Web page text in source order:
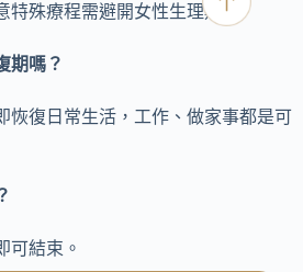
殊療程需避開女性生理期。
期嗎？
恢復日常生活，工作、做家事都是可
可結束。